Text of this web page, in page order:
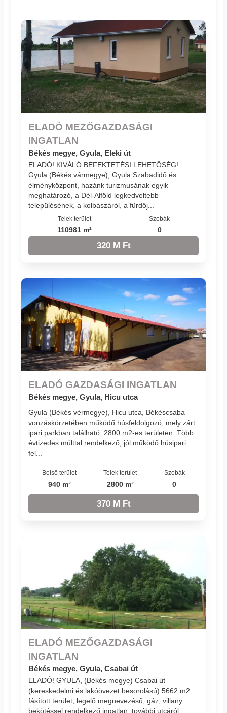
ELADÓ MEZŐGAZDASÁGI
INGATLAN
Békés megye, Gyula, Eleki út
ELADÓ! KIVÁLÓ BEFEKTETÉSI LEHETŐSÉG!
Gyula (Békés vármegye), Gyula Szabadidő és
élményközpont, hazánk turizmusának egyik
meghatározó, a Dél-Alföld legkedveltebb
településének, a kolbászáról, a fürdőj...
Telek terület
110981 m²
Szobák
0
320 M Ft
ELADÓ GAZDASÁGI INGATLAN
Békés megye, Gyula, Hicu utca
Gyula (Békés vérmegye), Hicu utca, Békéscsaba
vonzáskörzetében működő húsfeldolgozó, mely zárt
ipari parkban található, 2800 m2-es területen. Több
évtizedes múlttal rendelkező, jól működő húsipari
fel...
Belső terület
940 m²
Telek terület
2800 m²
Szobák
0
370 M Ft
ELADÓ MEZŐGAZDASÁGI
INGATLAN
Békés megye, Gyula, Csabai út
ELADÓ! GYULA, (Békés megye) Csabai út
(kereskedelmi és lakóövezet besorolású) 5662 m2
fásított terület, legelő megnevezésű, gáz, villany
bekötéssel rendelkező ingatlan, további utcáról